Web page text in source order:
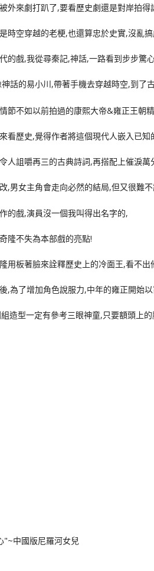
外來劇打趴了,要看歷史劇還是對岸拍得
時空穿越的老梗,也還算忠於史實,沒亂
的戲,我從尋秦記,神話,一路看到步步驚
話的易小川,帶著手機去穿越時空,到了
節不如以前拍過的康熙大帝&雍正王朝
看歷史,覺得作者將這個現代人嵌入已知
人詛嚼再三的古典詩詞,再搭配上催淚萬
,男女主角會走向必然的結局,但又很難
的戲,演員沒一個我叫得出名字的,
隆不失為本部戲的亮點!
用板著臉來詮釋歷史上的冷面王,看不出
,為了增加角色說服力,中年的雍正開始
造型一定有參考三眼神童,只要額頭上